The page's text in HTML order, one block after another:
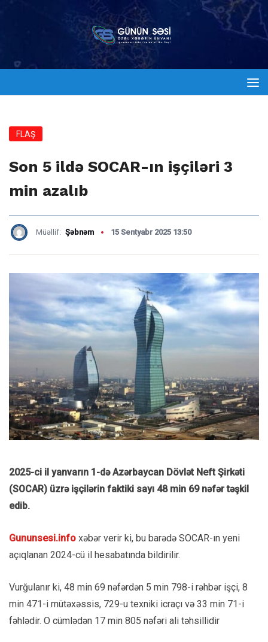
FLAŞ
Son 5 ildə SOCAR-ın işçiləri 3
min azalıb
Müəllif: Şəbnəm 15 Sentyabr 2025 13:50
2025-ci il yanvarın 1-də Azərbaycan Dövlət Neft Şirkəti
(SOCAR) üzrə işçilərin faktiki sayı 48 min 69 nəfər təşkil
edib.
Gununsesi.info xəbər verir ki, bu barədə SOCAR-ın yeni
açıqlanan 2024-cü il hesabatında bildirilir.
Vurğulanır ki, 48 min 69 nəfərdən 5 min 798-i rəhbər işçi, 8
min 471-i mütəxəssis, 729-u texniki icraçı və 33 min 71-i
fəhlədir. O cümlədən 17 min 805 nəfəri ali təhsillidir